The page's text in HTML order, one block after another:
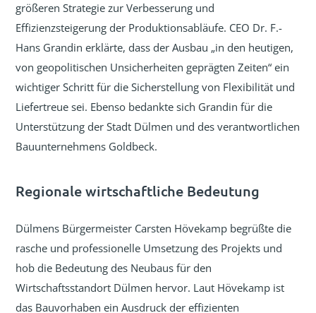
größeren Strategie zur Verbesserung und
Effizienzsteigerung der Produktionsabläufe. CEO Dr. F.-
Hans Grandin erklärte, dass der Ausbau „in den heutigen,
von geopolitischen Unsicherheiten geprägten Zeiten“ ein
wichtiger Schritt für die Sicherstellung von Flexibilität und
Liefertreue sei. Ebenso bedankte sich Grandin für die
Unterstützung der Stadt Dülmen und des verantwortlichen
Bauunternehmens Goldbeck.
Regionale wirtschaftliche Bedeutung
Dülmens Bürgermeister Carsten Hövekamp begrüßte die
rasche und professionelle Umsetzung des Projekts und
hob die Bedeutung des Neubaus für den
Wirtschaftsstandort Dülmen hervor. Laut Hövekamp ist
das Bauvorhaben ein Ausdruck der effizienten